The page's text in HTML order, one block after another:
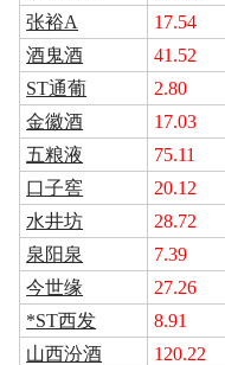
张裕A
17.54
酒鬼酒
41.52
ST通葡
2.80
金徽酒
17.03
五粮液
75.11
口子窖
20.12
水井坊
28.72
泉阳泉
7.39
今世缘
27.26
*ST西发
8.91
山西汾酒
120.22